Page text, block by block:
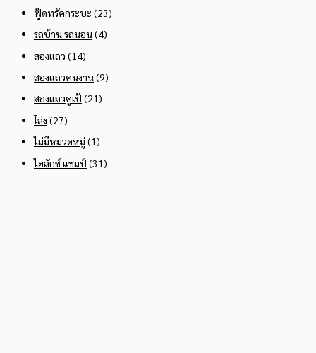
ฟู๊ดทรัคกระบะ (23)
รถบ้าน รถนอน(4)
สองแถว (14)
สองแถวคนงาน(9)
สองแถวคูเป้ (21)
โล่ง (27)
ไม่มีหมวดหมู่ (1)
ไฮลักซ์ แชมป์ (31)